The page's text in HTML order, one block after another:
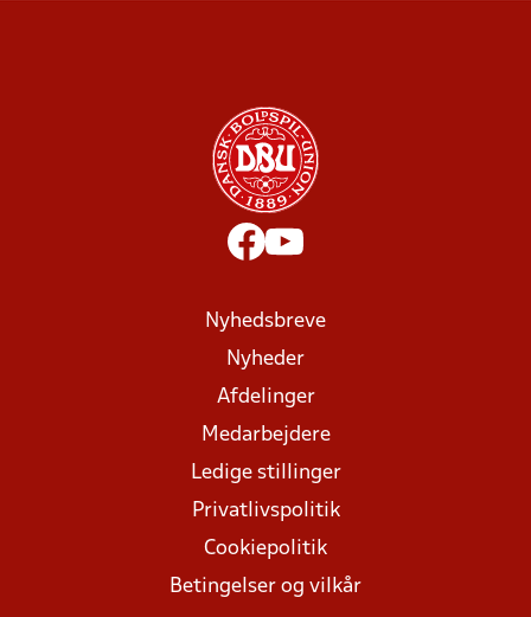
Nyhedsbreve
Nyheder
Afdelinger
Medarbejdere
Ledige stillinger
Privatlivspolitik
Cookiepolitik
Betingelser og vilkår